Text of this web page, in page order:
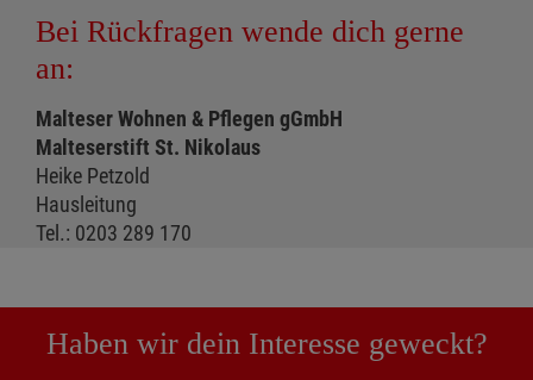
Bei Rückfragen wende dich gerne
an:
Malteser Wohnen & Pflegen gGmbH
Malteserstift St. Nikolaus
Heike Petzold
Hausleitung
Tel.: 0203 289 170
Haben wir dein Interesse geweckt?